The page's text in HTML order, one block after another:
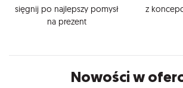
sięgnij po najlepszy pomysł
na prezent
z
Nowości w